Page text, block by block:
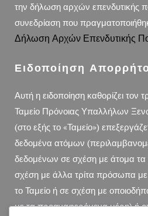
την δήλωση αρχών επενδυτικής
συνεδρίαση που
Δήλωση Αρχών Επενδυτικής
Ειδοποίηση
Αυτή η ειδοποίηση καθορίζει τον
Ταμείο Πρόνοιας Υπαλλήλων
(στο εξής το «Ταμείο»)
δεδομένα ατόμων
δεδομένων σε σχέση με άτομα τα
σχέση με άλλα τρίτα πρόσωπα
το Ταμείο ή σε σχέση με
με τα προαναφερόμενα μέρη) ή